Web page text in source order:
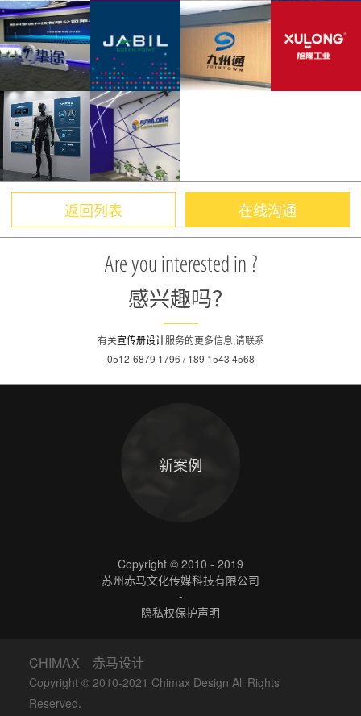
返回列表 在线沟通
Are you interested in ?
感兴趣吗？
有关宣传册设计服务的更多信息,请联系
0512-6879 1796 / 189 1543 4568
新案例
Copyright © 2010 - 2019
苏州赤马文化传媒科技有限公司
-
隐私权保护声明
CHIMAX 赤马设计
Copyright © 2010-2021 Chimax Design All Rights
Reserved.